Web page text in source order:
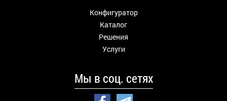
Конфигуратор
Каталог
Решения
Услуги
Мы в соц. сетях